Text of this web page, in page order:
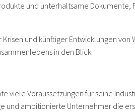
und unterhaltsame Dokumente,
und künftiger Entwicklungen von
in den Blick.
viele Voraussetzungen für seine
und ambitionierte Unternehmer die